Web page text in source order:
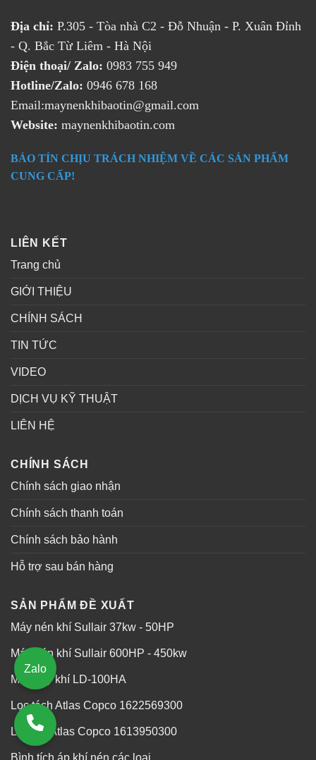
Địa chỉ: P.305 - Tòa nhà C2 - Đỗ Nhuận - P. Xuân Đỉnh
- Q. Bắc Từ Liêm - Hà Nội
Điện thoại/ Zalo: 0983 755 949
Hotline/Zalo: 0946 678 168
Email:maynenkhibaotin@gmail.com
Website: maynenkhibaotin.com
BẢO TÍN CHỊU TRÁCH NHIỆM VỀ CÁC SẢN PHẨM
CUNG CẤP!
LIÊN KẾT
Trang chủ
GIỚI THIỆU
CHÍNH SÁCH
TIN TỨC
VIDEO
DỊCH VỤ KỸ THUẬT
LIÊN HỆ
CHÍNH SÁCH
Chính sách giao nhận
Chính sách thanh toán
Chính sách bảo hành
Hỗ trợ sau bán hàng
SẢN PHẨM ĐỀ XUẤT
Máy nén khí Sullair 37kw - 50HP
Máy nén khí Sullair 600HP - 450kw
Máy sấy khí LD-100HA
Lọc tách Atlas Copco 1622569300
Lọc gió Atlas Copco 1613950300
Bình tích áp khí nén các loại
Zalo